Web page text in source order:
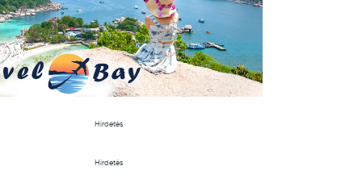
Hirdetés
Hirdetés